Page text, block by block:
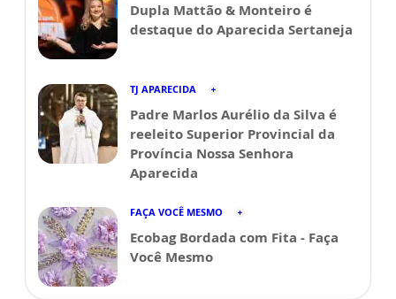
Dupla Mattão & Monteiro é
destaque do Aparecida Sertaneja
TJ APARECIDA
Padre Marlos Aurélio da Silva é
reeleito Superior Provincial da
Província Nossa Senhora
Aparecida
FAÇA VOCÊ MESMO
Ecobag Bordada com Fita - Faça
Você Mesmo